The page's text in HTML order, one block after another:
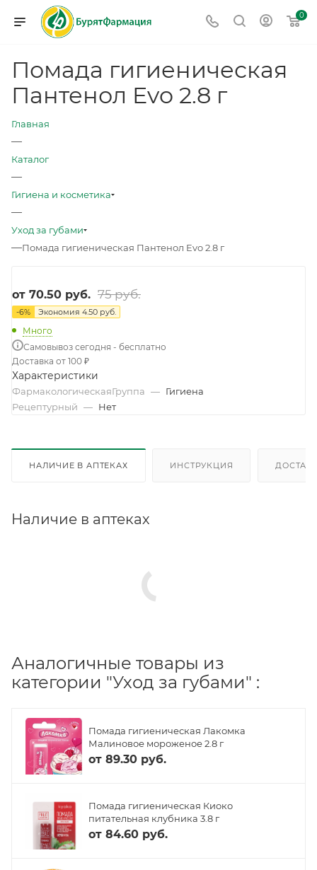
0
Помада гигиеническая
Пантенол Evo 2.8 г
Главная
—
Каталог
—
Гигиена и косметика
—
Уход за губами
—Помада гигиеническая Пантенол Evo 2.8 г
от 70.50 руб. 75 руб.
-6% Экономия 4.50 руб.
Много
Самовывоз сегодня - бесплатно
Доставка от 100 ₽
Характеристики
ФармакологическаяГруппа — Гигиена
Рецептурный — Нет
НАЛИЧИЕ В АПТЕКАХ ИНСТРУКЦИЯ
Наличие в аптеках
Аналогичные товары из
категории "Уход за губами" :
Помада гигиеническая Лакомка
Малиновое мороженое 2.8 г
от 89.30 руб.
Помада гигиеническая Киоко
питательная клубника 3.8 г
от 84.60 руб.